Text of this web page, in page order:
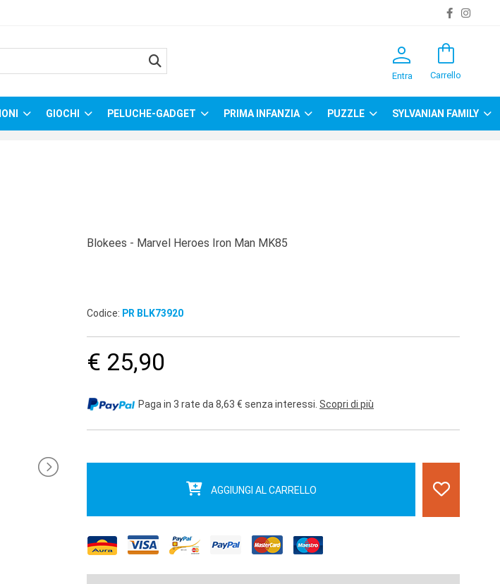
person
Entra
shopping_bag
Carrello
GIOCHI PELUCHE-GADGET PRIMA INFANZIA PUZZLE SYLVANIAN FAMILY
Blokees - Marvel Heroes Iron Man MK85
Codice: PR BLK73920
€ 25,90
Paga in 3 rate da 8,63 € senza interessi.Scopri di più
AGGIUNGI AL CARRELLO